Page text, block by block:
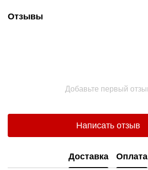
Отзывы
Добавьте первый
Написать отзыв
Доставка Оплата